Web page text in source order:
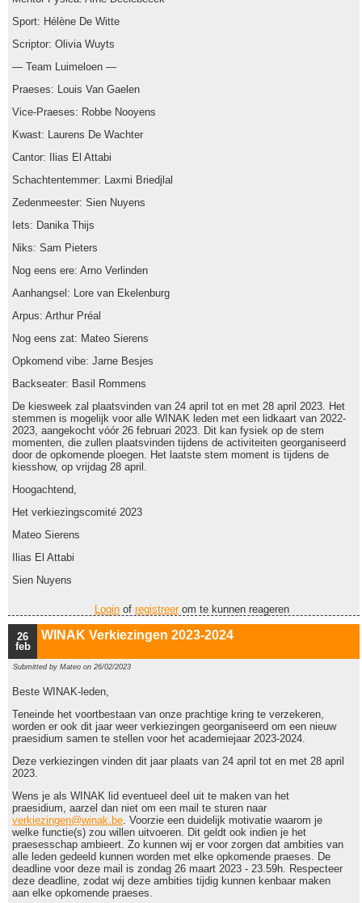
Sport: Hélène De Witte
Scriptor: Olivia Wuyts
— Team Luimeloen —
Praeses: Louis Van Gaelen
Vice-Praeses: Robbe Nooyens
Kwast: Laurens De Wachter
Cantor: Ilias El Attabi
Schachtentemmer: Laxmi Briedjlal
Zedenmeester: Sien Nuyens
Iets: Danika Thijs
Niks: Sam Pieters
Nog eens ere: Arno Verlinden
Aanhangsel: Lore van Ekelenburg
Arpus: Arthur Préal
Nog eens zat: Mateo Sierens
Opkomend vibe: Jarne Besjes
Backseater: Basil Rommens
De kiesweek zal plaatsvinden van 24 april tot en met 28 april 2023. Het
stemmen is mogelijk voor alle WINAK leden met een lidkaart van 2022-
2023, aangekocht vóór 26 februari 2023. Dit kan fysiek op de stem
momenten, die zullen plaatsvinden tijdens de activiteiten georganiseerd
door de opkomende ploegen. Het laatste stem moment is tijdens de
kiesshow, op vrijdag 28 april.
Hoogachtend,
Het verkiezingscomité 2023
Mateo Sierens
Ilias El Attabi
Sien Nuyens
Login of registreerom te kunnen reageren
26
feb
WINAK Verkiezingen 2023-2024
Submitted by Mateo on 26/02/2023
Beste WINAK-leden,
Teneinde het voortbestaan van onze prachtige kring te verzekeren,
worden er ook dit jaar weer verkiezingen georganiseerd om een nieuw
praesidium samen te stellen voor het academiejaar 2023-2024.
Deze verkiezingen vinden dit jaar plaats van 24 april tot en met 28 april
2023.
Wens je als WINAK lid eventueel deel uit te maken van het
praesidium, aarzel dan niet om een mail te sturen naar
verkiezingen@winak.be. Voorzie een duidelijk motivatie waarom je
welke functie(s) zou willen uitvoeren. Dit geldt ook indien je het
praesesschap ambieert. Zo kunnen wij er voor zorgen dat ambities van
alle leden gedeeld kunnen worden met elke opkomende praeses. De
deadline voor deze mail is zondag 26 maart 2023 - 23.59h. Respecteer
deze deadline, zodat wij deze ambities tijdig kunnen kenbaar maken
aan elke opkomende praeses.